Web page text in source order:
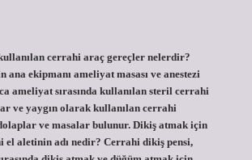
cerrahi araç gereçler nelerdir?
ana ekipmanı ameliyat masası ve anestezi
ameliyat sırasında kullanılan steril cerrahi
ve yaygın olarak kullanılan cerrahi
ve masalar bulunur. Dikiş atmak için
el aletinin adı nedir? Cerrahi dikiş pensi,